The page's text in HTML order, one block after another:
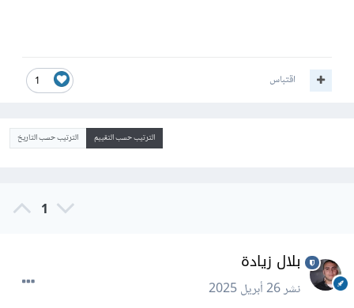
1 اقتباس
الترتيب حسب التقييم الترتيب حسب التاريخ
1
بلال زيادة
نشر26 أبريل 2025